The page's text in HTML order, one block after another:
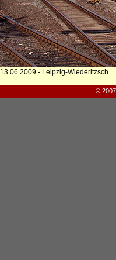
13.06.2009 - Leipzig-Wiederitzsch
©